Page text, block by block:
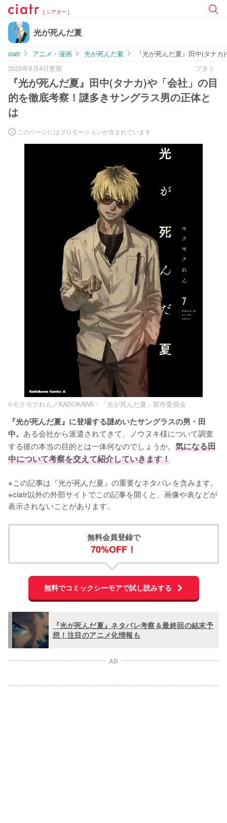
[ シアター ]
光が死んだ夏
ciatr アニメ・漫画 光が死んだ夏
『光が死んだ夏』田中(タナ
2025年8月4日更新
フタミ
『光が死んだ夏』田中(タナカ)や「会社」の目
的を徹底考察！謎多きサングラス男の正体と
は
このページにはプロモーションが含まれています
©モクモクれん／KADOKAWA・「光が死んだ夏」製作委員会
『光が死んだ夏』に登場する謎めいたサングラスの男・田
中。 ある会社から派遣されてきて、ノウヌキ様について調査
する彼の本当の目的とは一体何なのでしょうか。 気になる田
中について考察を交えて紹介していきます！
※この記事は『光が死んだ夏』の重要なネタバレを含みます。
※ciatr以外の外部サイトでこの記事を開くと、画像や表などが
無料会員登録で
70%OFF！
無料でコミックシーモアで試し読みする
『光が死んだ夏』ネタバレ考察＆最終回の結末予
想！注目のアニメ化情報も
AD